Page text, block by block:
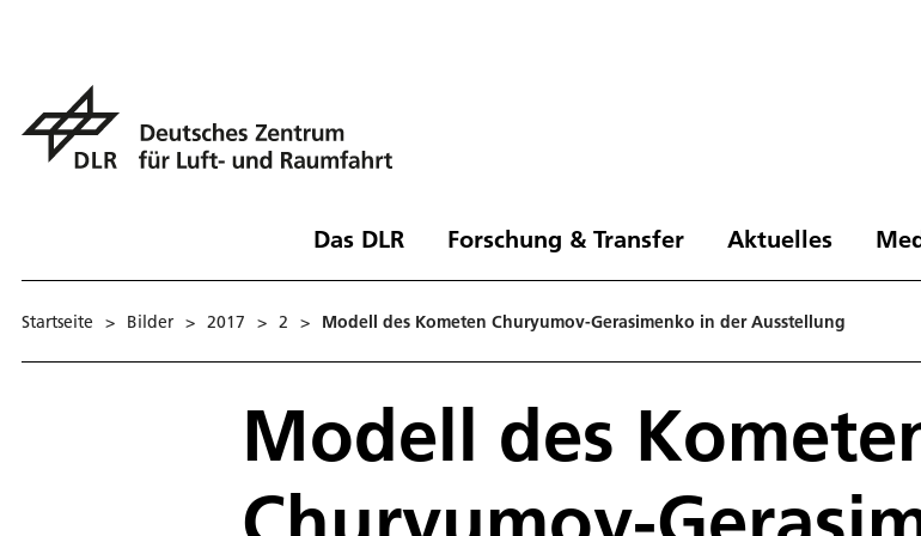
Das DLR Forschung & Transfer Aktuelles
Startseite > Bilder > 2017 > 2 > Modell des Kometen Churyumov-Gerasimenko in der Ausstellung
Modell des